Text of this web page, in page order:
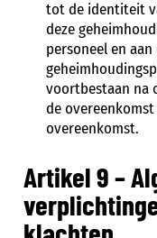
tot de identiteit
deze
personeel en
voortbestaan na
de
overeenkomst.
Artikel 9 –